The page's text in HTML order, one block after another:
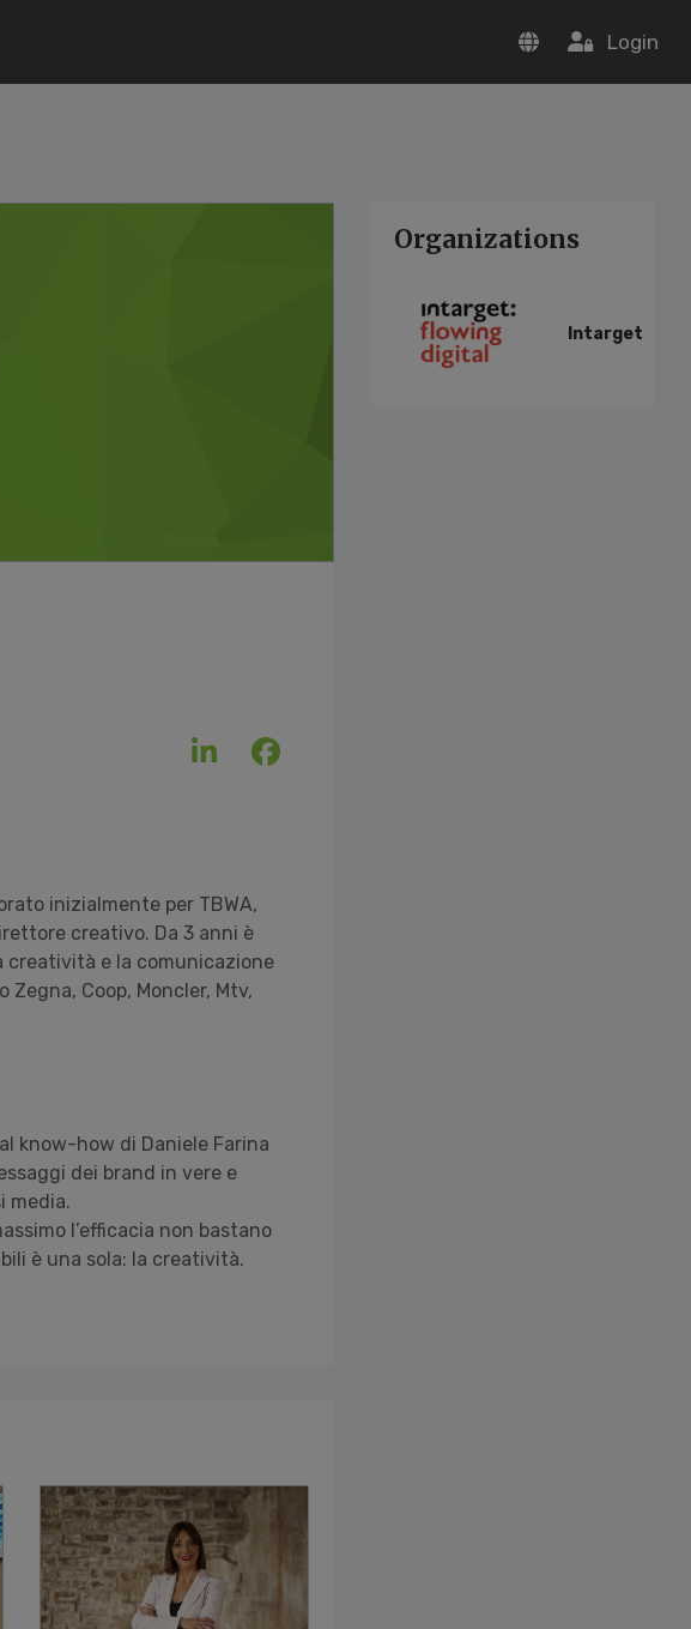
Login
inizialmente per TBWA,
creativo. Da 3 anni è
creatività e la comunicazione
Zegna, Coop, Moncler, Mtv,
know-how di Daniele Farina
dei brand in vere e
media.
l’efficacia non bastano
è una sola: la creatività.
Organizations
Intarget